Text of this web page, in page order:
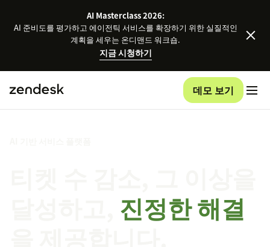
AI Masterclass 2026:
AI 준비도를 평가하고 에이전틱 서비스를 확장하기 위한 실질적인
계획을 세우는 온디맨드 워크숍.
지금 시청하기
데모 보기
진정한 해결